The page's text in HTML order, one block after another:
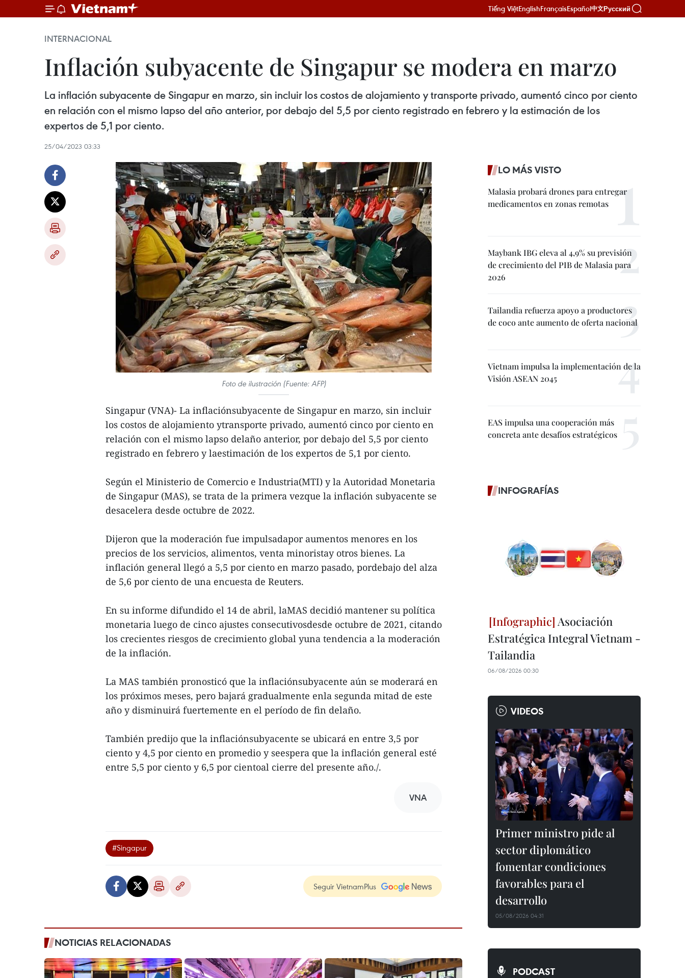
Tiếng ViệtEnglishFrançaisEspañol中文Русский
INTERNACIONAL
Inflación subyacente de Singapur se modera en marzo
La inflación subyacente de Singapur en marzo, sin incluir los costos de alojamiento y transporte privado, aumentó cinco por ciento
en relación con el mismo lapso del año anterior, por debajo del 5,5 por ciento registrado en febrero y la estimación de los
expertos de 5,1 por ciento.
25/04/2023 03:33
Foto de ilustración (Fuente: AFP)
Singapur (VNA)- La inflaciónsubyacente de Singapur en marzo, sin incluir
los costos de alojamiento ytransporte privado, aumentó cinco por ciento en
relación con el mismo lapso delaño anterior, por debajo del 5,5 por ciento
registrado en febrero y laestimación de los expertos de 5,1 por ciento.
Según el Ministerio de Comercio e Industria(MTI) y la Autoridad Monetaria
de Singapur (MAS), se trata de la primera vezque la inflación subyacente se
desacelera desde octubre de 2022.
Dijeron que la moderación fue impulsadapor aumentos menores en los
precios de los servicios, alimentos, venta minoristay otros bienes. La
inflación general llegó a 5,5 por ciento en marzo pasado, pordebajo del alza
de 5,6 por ciento de una encuesta de Reuters.
En su informe difundido el 14 de abril, laMAS decidió mantener su política
monetaria luego de cinco ajustes consecutivosdesde octubre de 2021, citando
los crecientes riesgos de crecimiento global yuna tendencia a la moderación
de la inflación.
La MAS también pronosticó que la inflaciónsubyacente aún se moderará en
los próximos meses, pero bajará gradualmente enla segunda mitad de este
año y disminuirá fuertemente en el período de fin delaño.
También predijo que la inflaciónsubyacente se ubicará en entre 3,5 por
ciento y 4,5 por ciento en promedio y seespera que la inflación general esté
entre 5,5 por ciento y 6,5 por cientoal cierre del presente año./.
VNA
#Singapur
Seguir VietnamPlus
NOTICIAS RELACIONADAS
LO MÁS VISTO
Malasia probará drones para entregar
medicamentos en zonas remotas
Maybank IBG eleva al 4,9% su previsión
de crecimiento del PIB de Malasia para
2026
Tailandia refuerza apoyo a productores
de coco ante aumento de oferta nacional
Vietnam impulsa la implementación de la
Visión ASEAN 2045
EAS impulsa una cooperación más
concreta ante desafíos estratégicos
INFOGRAFÍAS
Asociación
Estratégica Integral Vietnam -
Tailandia
06/08/2026 00:30
VIDEOS
Primer ministro pide al
sector diplomático
fomentar condiciones
favorables para el
desarrollo
05/08/2026 04:31
PODCAST